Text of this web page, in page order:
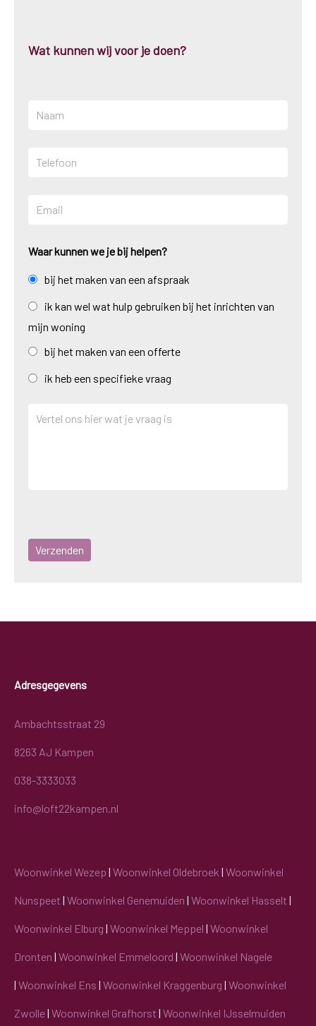
Wat kunnen wij voor je doen?
Waar kunnen we je bij helpen?
bij het maken van een afspraak
ik kan wel wat hulp gebruiken bij het inrichten van
mijn woning
bij het maken van een offerte
ik heb een specifieke vraag
Adresgegevens
Ambachtsstraat 29
8263 AJ Kampen
038-3333033
info@loft22kampen.nl
Woonwinkel Wezep | Woonwinkel Oldebroek | Woonwinkel
Nunspeet | Woonwinkel Genemuiden | Woonwinkel Hasselt |
Woonwinkel Elburg | Woonwinkel Meppel | Woonwinkel
Dronten | Woonwinkel Emmeloord | Woonwinkel Nagele
| Woonwinkel Ens | Woonwinkel Kraggenburg | Woonwinkel
Zwolle| Woonwinkel Grafhorst | Woonwinkel IJsselmuiden